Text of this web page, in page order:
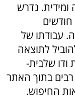
ומידית. נדרש
לעתים פרק זמן של לא פחות מ-6 עד 7 חודשים
עבודתו של
לתוצאה
שלבית-
רבים בתוך האתר
החיפוש.